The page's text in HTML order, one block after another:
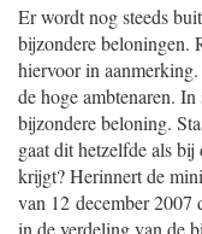
Er wordt nog steeds
bijzondere beloningen.
hiervoor in
de hoge ambtenaren.
bijzondere beloning.
gaat dit hetzelfde als
krijgt? Herinnert de
van 12 december 2007
in de verdeling van de